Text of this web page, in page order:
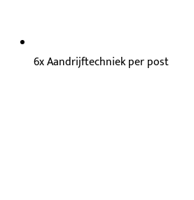
6x Aandrijftechniek per post